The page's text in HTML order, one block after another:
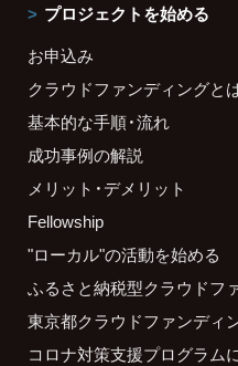
プロジェクトを始める
お申込み
クラウドファンディングと
基本的な手順・流れ
成功事例の解説
メリット・デメリット
Fellowship
"ローカル"の活動を始める
ふるさと納税型クラウドフ
東京都クラウドファンディ
コロナ対策支援プログラム